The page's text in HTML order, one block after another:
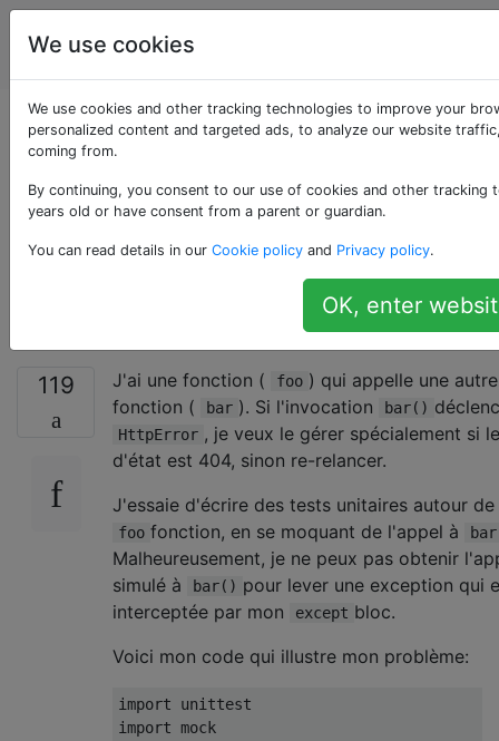
La
programmation
Se moquer d'une
fonction pour lever
une exception pour
tester un bloc except
119 J'ai une fonction ( foo ) qui appelle une autre
fonction (
bar ). Si l'invocation bar()
HttpError , je veux le gérer spécialement si
d'état est 404, sinon re-relancer.
J'essaie d'écrire des tests unitaires autour
foo fonction, en se moquant de l'appel à
Malheureusement, je ne peux pas obtenir
simulé à
bar() pour lever une exception qui
interceptée par mon
except bloc.
Voici mon code qui illustre mon problème:
import
import
We use cookies
We use cookies and other tracking technologies to improve your
personalized content and targeted ads, to analyze our website
coming from.
By continuing, you consent to our use of cookies and other tracking
years old or have consent from a parent or guardian.
You can read details in our Cookie policy and Privacy policy.
OK, enter